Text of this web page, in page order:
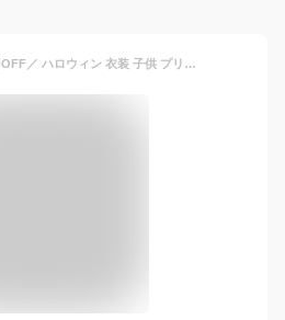
＼9/11まで最大1000円OFF／ ハロウィン 衣装 子供 プリンセス ドレス 9点セット 雪の女王 コスチューム クリスマス キッズ ワンピース 女の子 アニメ キャラクターお姫様 アクセサリーセット なりきりアイテム ティアラ 仮装 誕生日 100 110 120 130 140